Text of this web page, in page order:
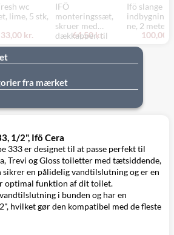
wc
lime, 5 stk,
33,00 kr.
IFÖ
monteringssæt,
skruer med
dækkapper, til
gulvstående
Torx 25
64,50 kr.
Ifö slange til
ne, 2 meter
100,00
fra mærket
1/2", Ifö Cera
333 er designet til at passe perfekt til
Trevi og Gloss toiletter med tætsiddende,
en pålidelig vandtilslutning og er en
optimal funktion af dit toilet.
i bunden og har en
hvilket gør den kompatibel med de fleste